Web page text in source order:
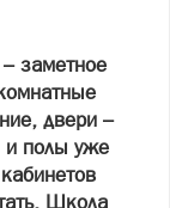
заметное
двери –
и полы уже
Школа